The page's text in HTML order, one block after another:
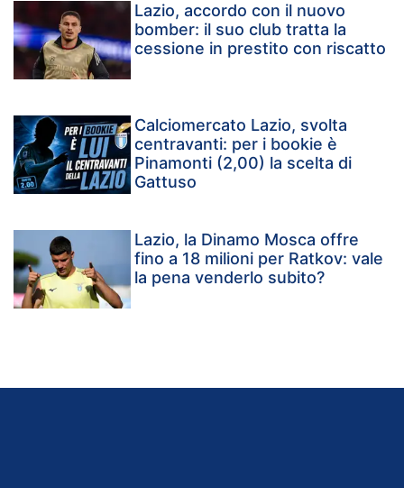
Lazio, accordo con il nuovo
bomber: il suo club tratta la
cessione in prestito con riscatto
Calciomercato Lazio, svolta
centravanti: per i bookie è
Pinamonti (2,00) la scelta di
Gattuso
Lazio, la Dinamo Mosca offre
fino a 18 milioni per Ratkov: vale
la pena venderlo subito?